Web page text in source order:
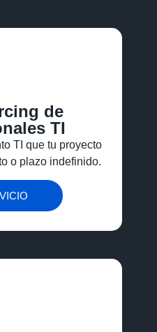
de
TI
TI que tu proyecto
o plazo indefinido.